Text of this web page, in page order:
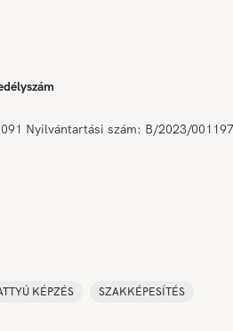
Nyilvántartási szám: B/2023/001197
KÉPZÉS SZAKKÉPESÍTÉS